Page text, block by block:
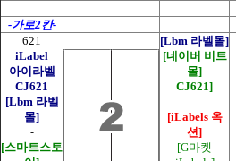
-가로2칸-
621
iLabel
아이라벨
CJ621
[Lbm 라벨
몰]
-
[스마트스토
[Lbm 라벨몰]
[네이버 비트
몰]
CJ621]
[iLabels 옥
션]
[G마켓